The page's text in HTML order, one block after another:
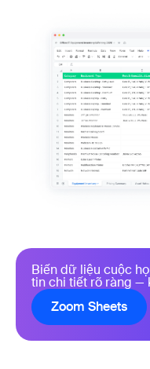
Biến dữ liệu cuộc
tin chi tiết rõ ràng —
Zoom Sheets